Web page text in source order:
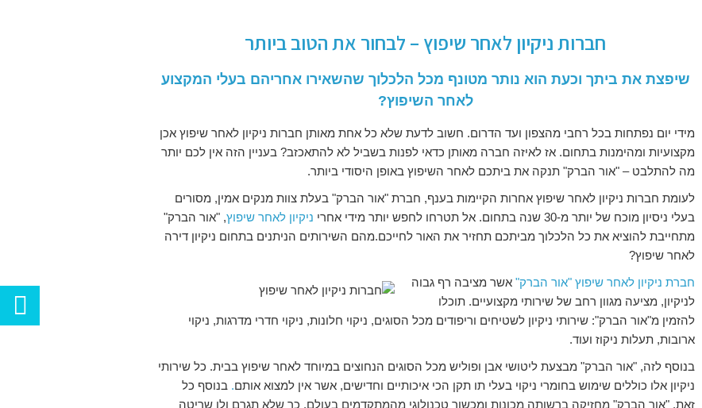
חברות ניקיון לאחר שיפוץ – לבחור את הטוב ביותר
שיפצת את ביתך וכעת הוא נותר מטונף מכל הלכלוך שהשאירו אחריהם בעלי המקצוע
לאחר השיפוץ?
מידי יום נפתחות בכל רחבי מהצפון ועד הדרום. חשוב לדעת שלא כל אחת מאותן חברות ניקיון לאחר שיפוץ אכן
מקצועיות ומהימנות בתחום. אז לאיזה חברה מאותן כדאי לפנות בשביל לא להתאכזב? בעניין הזה אין לכם יותר
מה להתלבט – "אור הברק" תנקה את ביתכם לאחר השיפוץ באופן היסודי ביותר.
לעומת חברות ניקיון לאחר שיפוץ אחרות הקיימות בענף, חברת "אור הברק" בעלת צוות מנקים אמין, מסורים
בעלי ניסיון מוכח של יותר מ-30 שנה בתחום. אל תטרחו לחפש יותר מידי אחרי
ניקיון לאחר שיפוץ, "אור הברק"
מתחייבת להוציא את כל הלכלוך מביתכם תחזיר את האור לחייכם.מהם השירותים הניתנים בתחום ניקיון דירה
לאחר שיפוץ?
חברת ניקיון לאחר שיפוץ "אור הברק" אשר מציבה רף גבוה
לניקיון, מציעה מגוון רחב של שירותי מקצועיים. תוכלו
להזמין מ"אור הברק": שירותי ניקיון לשטיחים וריפודים מכל הסוגים, ניקוי חלונות, ניקוי חדרי מדרגות, ניקוי
ארובות, תעלות ניקוז ועוד.
בנוסף לזה, "אור הברק" מבצעת ליטושי אבן ופוליש מכל הסוגים הנחוצים במיוחד לאחר שיפוץ בבית. כל שירותי
ניקיון אלו כוללים שימוש בחומרי ניקוי בעלי תו תקן הכי איכותיים וחדישים, אשר אין למצוא אותם. בנוסף כל
זאת, "אור הברק" מחזיקה ברשותה מכונות ומכשור טכנולוגי מהמתקדמים בעולם, כך שלא תגרם ולו שריטה